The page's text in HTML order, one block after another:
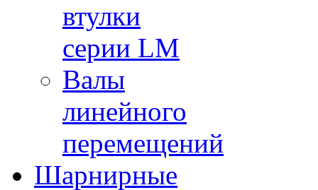
втулки
серии LM
Валы
линейного
перемещений
Шарнирные